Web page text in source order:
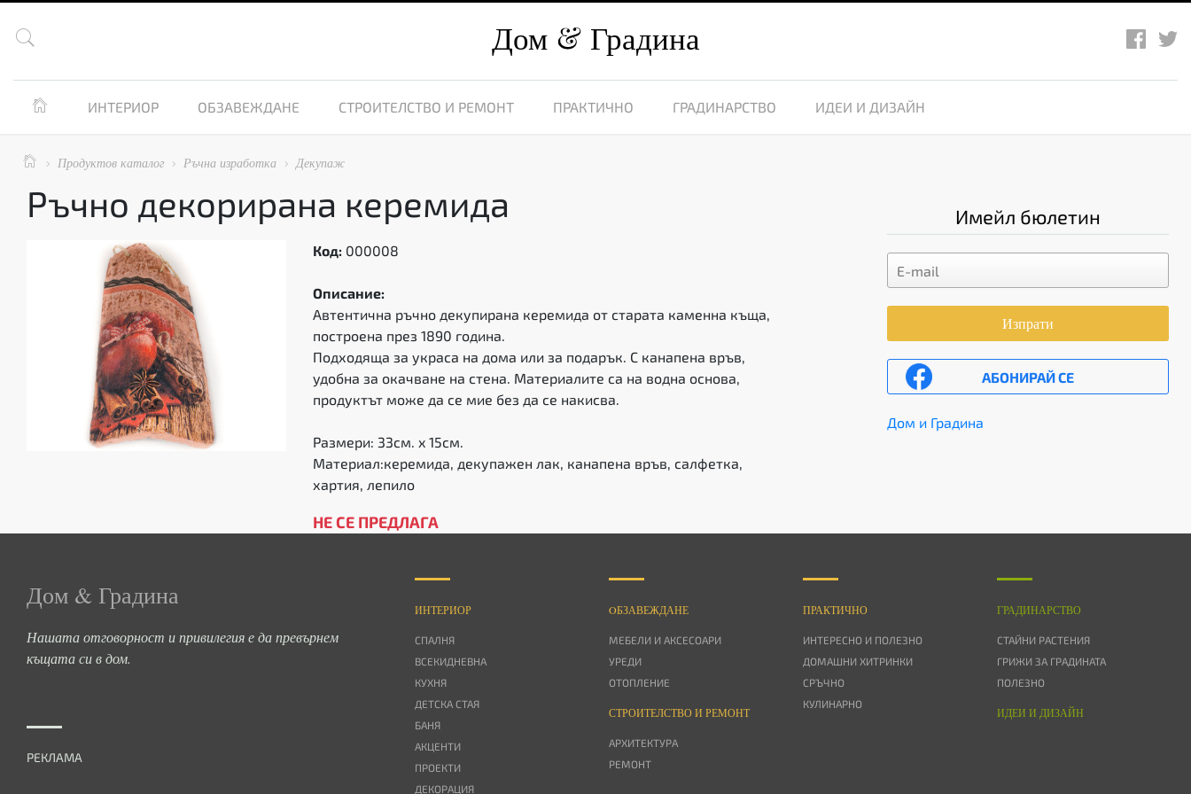
 Дом Градина
 ИНТЕРИОР ОБЗАВЕЖДАНЕ СТРОИТЕЛСТВО И РЕМОНТ ПРАКТИЧНО ГРАДИНАРСТВО ИДЕИ И ДИЗАЙН
  Продуктов каталог  Ръчна изработка  Декупаж
Ръчно декорирана керемида
Код: 000008
Описание:
Автентична ръчно декупирана керемида от старата каменна къща,
построена през 1890 година.
Подходяща за украса на дома или за подарък. С канапена връв,
удобна за окачване на стена. Материалите са на водна основа,
продуктът може да се мие без да се накисва.
Размери: 33см. x 15см.
Материал:керемида, декупажен лак, канапена връв, салфетка,
хартия, лепило
НЕ СЕ ПРЕДЛАГА
Имейл бюлетин
Изпрати
АБОНИРАЙ СЕ
Дом и Градина
Дом & Градина
Нашата отговорност и привилегия е да превърнем
къщата си в дом.
РЕКЛАМА
ИНТЕРИОР
СПАЛНЯ
ВСЕКИДНЕВНА
КУХНЯ
ДЕТСКА СТАЯ
БАНЯ
АКЦЕНТИ
ПРОЕКТИ
ДЕКОРАЦИЯ
OБЗАВЕЖДАНЕ
МЕБЕЛИ И АКСЕСОАРИ
УРЕДИ
ОТОПЛЕНИЕ
СТРОИТЕЛСТВО И РЕМОНТ
АРХИТЕКТУРА
РЕМОНТ
ПРАКТИЧНО
ИНТЕРЕСНО И ПОЛЕЗНО
ДОМАШНИ ХИТРИНКИ
СРЪЧНО
КУЛИНАРНО
ГРАДИНАРСТВО
СТАЙНИ РАСТЕНИЯ
ГРИЖИ ЗА ГРАДИНАТА
ПОЛЕЗНО
ИДЕИ И ДИЗАЙН